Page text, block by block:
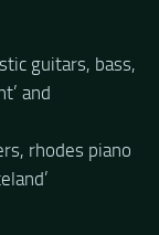
guitars, bass,
and
rhodes piano